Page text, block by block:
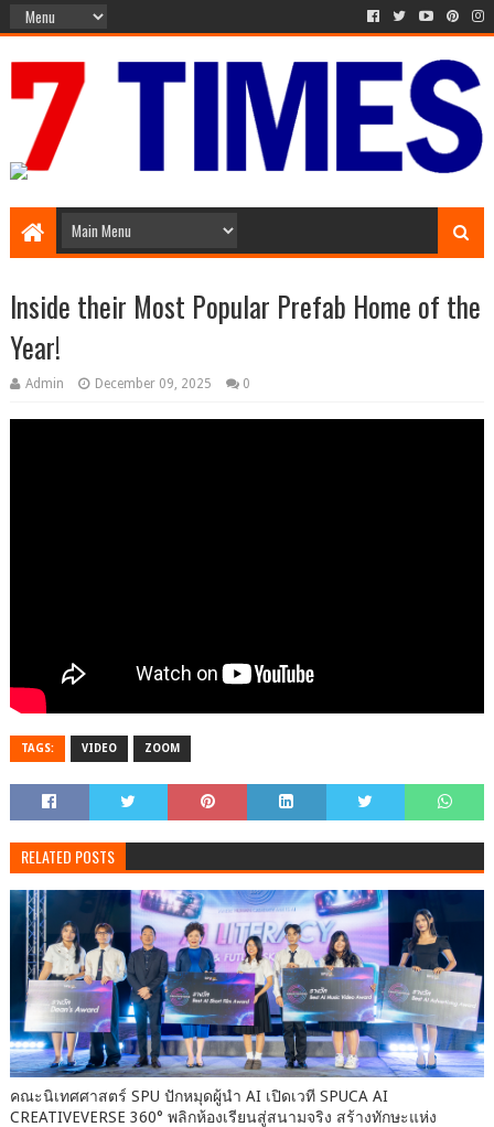
Inside their Most Popular Prefab Home of the
Year!
Admin December 09, 2025 0
TAGS: VIDEO ZOOM
RELATED POSTS
คณะนิเทศศาสตร์ SPU ปักหมุดผู้นำ AI เปิดเวที SPUCA AI
CREATIVEVERSE 360° พลิกห้องเรียนสู่สนามจริง สร้างทักษะแห่ง